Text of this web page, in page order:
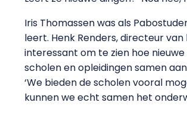
Iris Thomassen was als
leert. Henk Renders, directeur
interessant om te zien hoe
scholen en opleidingen samen
‘We bieden de scholen vooral
kunnen we echt samen het